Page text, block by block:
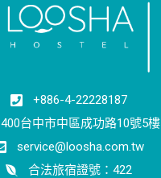
+886-4-22228187
400台中市中區成功路10號5樓
service@loosha.com.tw
合法旅宿證號：422